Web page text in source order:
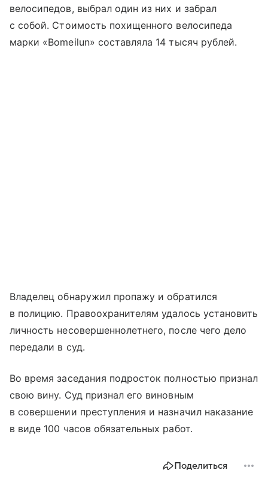
велосипедов, выбрал один из них и забрал
с собой. Стоимость похищенного велосипеда
марки «Bomeilun» составляла 14 тысяч рублей.
Владелец обнаружил пропажу и обратился
в полицию. Правоохранителям удалось установить
личность несовершеннолетнего, после чего дело
передали в суд.
Во время заседания подросток полностью признал
свою вину. Суд признал его виновным
в совершении преступления и назначил наказание
в виде 100 часов обязательных работ.
Поделиться